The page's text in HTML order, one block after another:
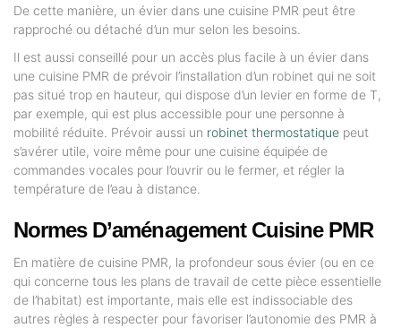
De cette manière, un évier dans une cuisine PMR peut être
rapproché ou détaché d’un mur selon les besoins.
Il est aussi conseillé pour un accès plus facile à un évier dans
une cuisine PMR de prévoir l’installation d’un robinet qui ne soit
pas situé trop en hauteur, qui dispose d’un levier en forme de T,
par exemple, qui est plus accessible pour une personne à
mobilité réduite. Prévoir aussi un robinet thermostatique peut
s’avérer utile, voire même pour une cuisine équipée de
commandes vocales pour l’ouvrir ou le fermer, et régler la
température de l’eau à distance.
Normes D’aménagement Cuisine PMR
En matière de cuisine PMR, la profondeur sous évier (ou en ce
qui concerne tous les plans de travail de cette pièce essentielle
de l’habitat) est importante, mais elle est indissociable des
autres règles à respecter pour favoriser l’autonomie des PMR à